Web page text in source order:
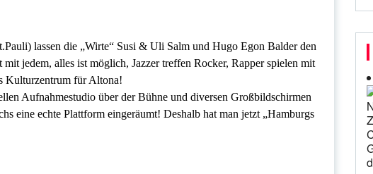
lassen die „Wirte“ Susi & Uli Salm und Hugo Egon Balder den
jedem, alles ist möglich, Jazzer treffen Rocker, Rapper spielen mit
Kulturzentrum für Altona!
Aufnahmestudio über der Bühne und diversen Großbildschirmen
eine echte Plattform eingeräumt! Deshalb hat man jetzt „Hamburgs